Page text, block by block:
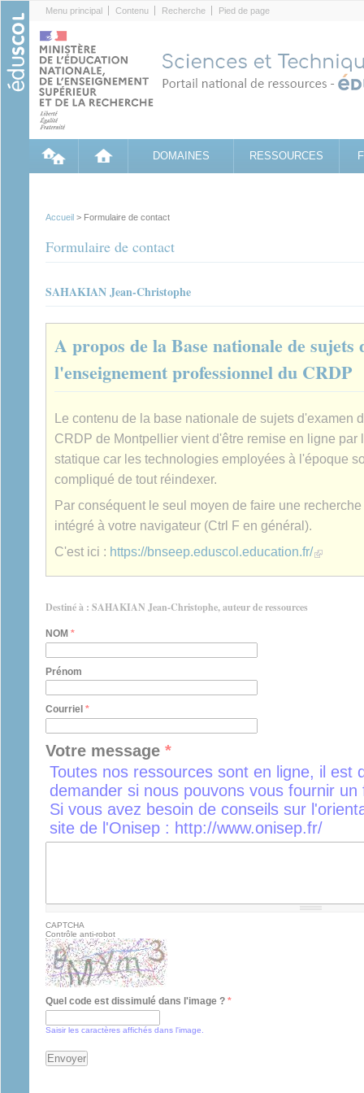
Menu principal Contenu Recherche Pied de page
DOMAINES RESSOURCES
Accueil > Formulaire de contact
Formulaire de contact
SAHAKIAN Jean-Christophe
A propos de la Base nationale de sujets
l'enseignement professionnel du CRDP
Le contenu de la base nationale de sujets d'examen
CRDP de Montpellier vient d'être remise en ligne par
statique car les technologies employées à l'époque
compliqué de tout réindexer.
Par conséquent le seul moyen de faire une
intégré à votre navigateur (Ctrl F en général).
C'est ici : https://bnseep.eduscol.education.fr/(link is
Destiné à : SAHAKIAN Jean-Christophe, auteur de ressources
NOM *
Prénom
Courriel *
Votre message *
Toutes nos ressources sont en ligne, il est
demander si nous pouvons vous fournir
Si vous avez besoin de conseils sur
site de l'Onisep : http://www.onisep.fr/
CAPTCHA
Contrôle anti-robot
Quel code est dissimulé dans l'image ? *
Saisir les caractères affichés dans l'image.